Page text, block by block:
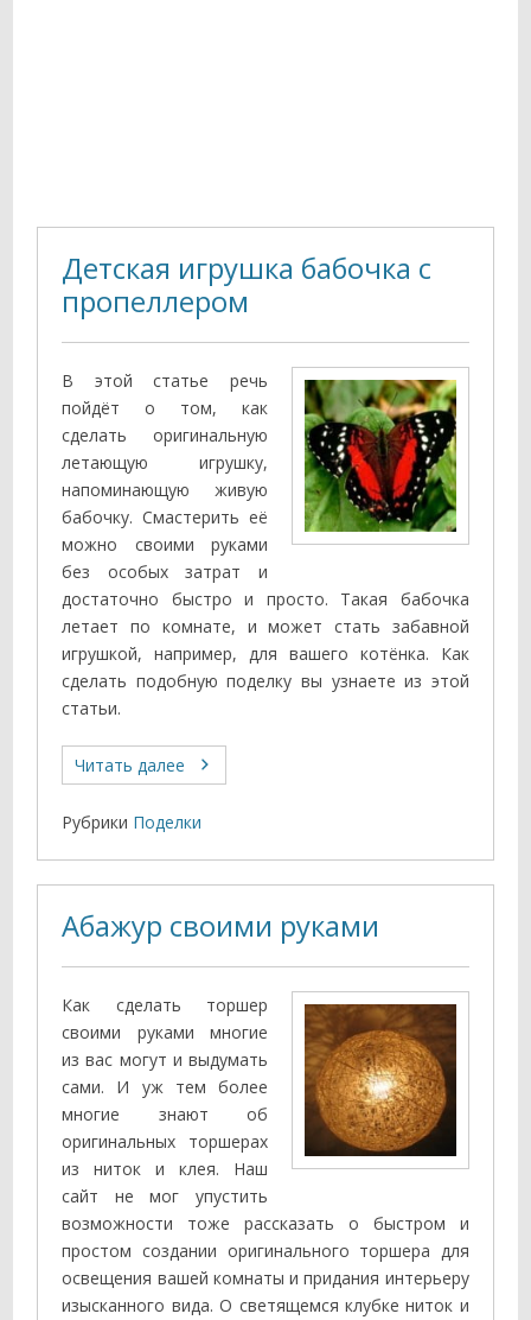
Детская игрушка бабочка с
пропеллером
В этой статье речь
пойдёт о том, как
сделать оригинальную
летающую игрушку,
напоминающую живую
бабочку. Смастерить её
можно своими руками
без особых затрат и
достаточно быстро и просто. Такая бабочка
летает по комнате, и может стать забавной
игрушкой, например, для вашего котёнка. Как
сделать подобную поделку вы узнаете из этой
статьи.
Читать далее
Рубрики Поделки
Абажур своими руками
Как сделать торшер
своими руками многие
из вас могут и выдумать
сами. И уж тем более
многие знают об
оригинальных торшерах
из ниток и клея. Наш
сайт не мог упустить
возможности тоже рассказать о быстром и
простом создании оригинального торшера для
освещения вашей комнаты и придания интерьеру
изысканного вида. О светящемся клубке ниток и